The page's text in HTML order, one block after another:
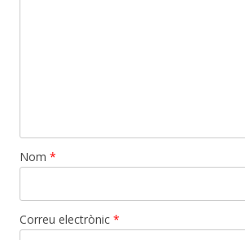
Nom *
Correu electrònic *